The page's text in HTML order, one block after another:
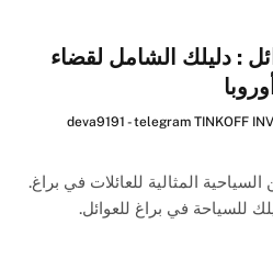
: دليلك الشامل لقضاء
@deva9191 - telegram TINKOFF
المثالية للعائلات في براغ.
للسياحة في براغ للعوائل.